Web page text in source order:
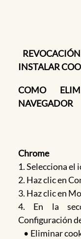
INSTALAR
COMO
NAVEGADOR
Chrome
1. Selecciona el
2. Haz clic en
3. Haz clic en
4. En la
Configuración
• Eliminar